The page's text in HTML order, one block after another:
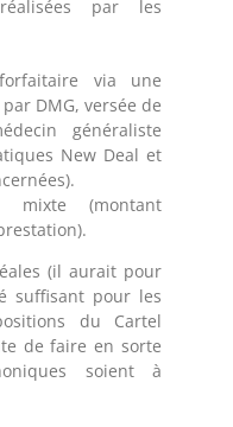
par les
via une
DMG, versée de
généraliste
New Deal et
mixte (montant
(il aurait pour
suffisant pour les
du Cartel
de faire en sorte
soient à